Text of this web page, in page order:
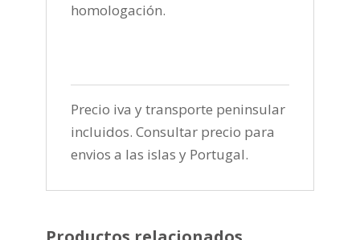
homologación.
Precio iva y transporte peninsular
incluidos. Consultar precio para
envios a las islas y Portugal.